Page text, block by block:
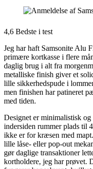
4,6 Bedste i test
Jeg har haft Samsonite Alu
primære kortkasse i flere
daglig brug i alt fra
metalliske finish giver et
lille sikkerhedspude i
men finishen har patineret
med tiden.
Designet er minimalistisk
indersiden rummer plads til
ikke er for kræsen med
lille låse- eller pop-out
gør daglige transaktioner
kortholdere, jeg har prøvet.